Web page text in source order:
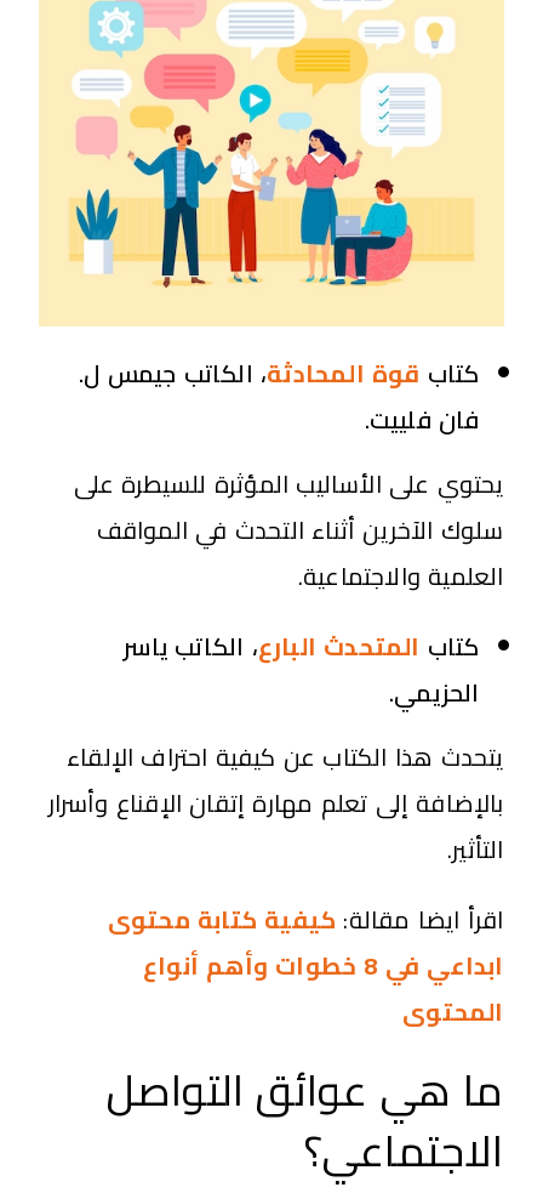
كتاب قوة المحادثة، الكاتب جيمس ل.
فان فلييت.
يحتوي على الأساليب المؤثرة للسيطرة على
سلوك الآخرين أثناء التحدث في المواقف
العلمية والاجتماعية.
كتاب المتحدث البارع، الكاتب ياسر
الحزيمي.
يتحدث هذا الكتاب عن كيفية احتراف الإلقاء
بالإضافة إلى تعلم مهارة إتقان الإقناع وأسرار
التأثير.
اقرأ ايضا مقالة: كيفية كتابة محتوى
ابداعي في 8 خطوات وأهم أنواع
المحتوى
ما هي عوائق التواصل
الاجتماعي؟